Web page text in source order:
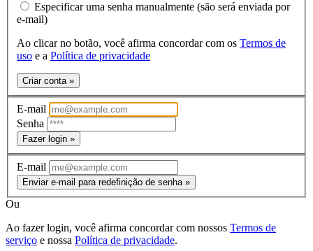
Especificar uma senha manualmente (são será enviada por
e-mail)
Ao clicar no botão, você afirma concordar com os Termos de
uso e a Política de privacidade
Criar conta »
E-mail
Senha
Fazer login »
E-mail
Enviar e-mail para redefinição de senha »
Ou
Ao fazer login, você afirma concordar com nossos Termos de
serviço e nossa Política de privacidade.